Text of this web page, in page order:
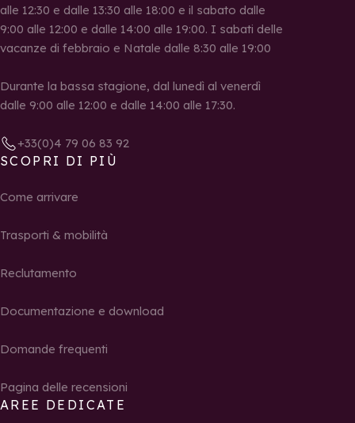
alle 12:30 e dalle 13:30 alle 18:00 e il sabato dalle
9:00 alle 12:00 e dalle 14:00 alle 19:00. I sabati delle
vacanze di febbraio e Natale dalle 8:30 alle 19:00
Durante la bassa stagione, dal lunedì al venerdì
dalle 9:00 alle 12:00 e dalle 14:00 alle 17:30.
+33(0)4 79 06 83 92
SCOPRI DI PIÙ
Come arrivare
Trasporti & mobilità
Reclutamento
Documentazione e download
Domande frequenti
Pagina delle recensioni
AREE DEDICATE